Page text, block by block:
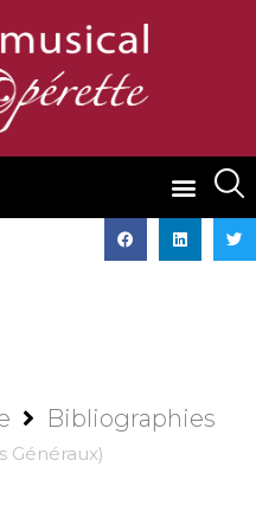
Bibliographies
Généraux)